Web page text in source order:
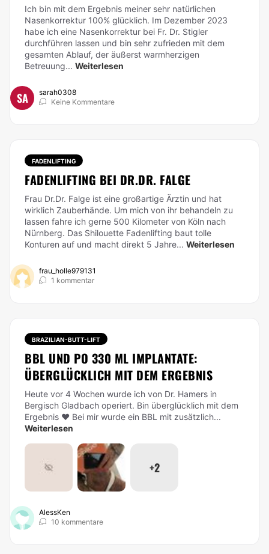
Ich bin mit dem Ergebnis meiner sehr natürlichen
Nasenkorrektur 100% glücklich. Im Dezember 2023
habe ich eine Nasenkorrektur bei Fr. Dr. Stigler
durchführen lassen und bin sehr zufrieden mit dem
gesamten Ablauf, der äußerst warmherzigen
Betreuung... Weiterlesen
SA
sarah0308
Keine Kommentare
FADENLIFTING
FADENLIFTING BEI DR.DR. FALGE
Frau Dr.Dr. Falge ist eine großartige Ärztin und hat
wirklich Zauberhände. Um mich von ihr behandeln zu
lassen fahre ich gerne 500 Kilometer von Köln nach
Nürnberg. Das Shilouette Fadenlifting baut tolle
Konturen auf und macht direkt 5 Jahre... Weiterlesen
frau_holle979131
1 kommentar
BRAZILIAN-BUTT-LIFT
BBL UND PO 330 ML IMPLANTATE:
ÜBERGLÜCKLICH MIT DEM ERGEBNIS
Heute vor 4 Wochen wurde ich von Dr. Hamers in
Bergisch Gladbach operiert. Bin überglücklich mit dem
Ergebnis ❤️ Bei mir wurde ein BBL mit zusätzlich...
Weiterlesen
+2
AlessKen
10 kommentare